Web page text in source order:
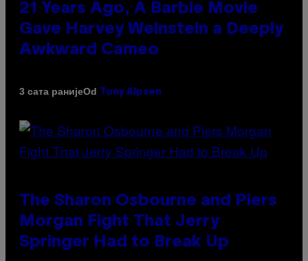
21 Years Ago, A Barbie Movie
Gave Harvey Weinstein a Deeply
Awkward Cameo
3 сата ранијеOd Tony Alpsen
The Sharon Osbourne and Piers
Morgan Fight That Jerry
Springer Had to Break Up